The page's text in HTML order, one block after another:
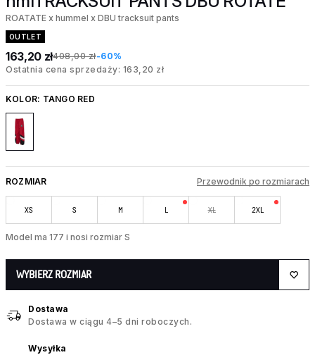
ROATATE x hummel x DBU tracksuit pants
OUTLET
163,20 zł408,00 zł-60%
Ostatnia cena sprzedaży: 163,20 zł
KOLOR: TANGO RED
ROZMIAR Przewodnik po rozmiarach
XS S M L XL 2XL
Model ma 177 i nosi rozmiar S
WYBIERZ ROZMIAR
Dostawa
Dostawa w ciągu 4–5 dni roboczych.
Wysyłka